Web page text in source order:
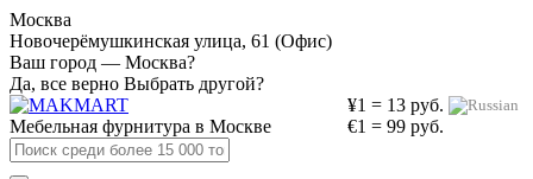
Москва
Новочерёмушкинская улица, 61 (Офис)
Ваш город — Москва?
Да, все верно Выбрать другой?
¥1 = 13 руб.
€1 = 99 руб.
Мебельная фурнитура в Москве